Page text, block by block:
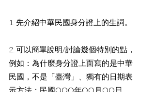
1. 先介紹中華民國身分證上的生詞。
2. 可以簡單說明/討論幾個特別的點，
例如：為什麼身分證上面寫的是中華
民國，不是「臺灣」、獨有的日期表
示方法：民國OOO年OO月OO日、